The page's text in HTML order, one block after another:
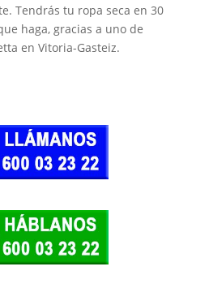
Tendrás tu ropa seca en 30
haga, gracias a uno de
en Vitoria-Gasteiz.